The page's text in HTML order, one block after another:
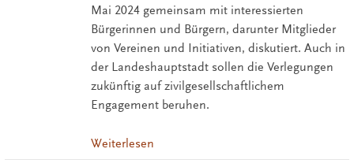
Mai 2024 gemeinsam mit interessierten
Bürgerinnen und Bürgern, darunter Mitglieder
von Vereinen und Initiativen, diskutiert. Auch in
der Landeshauptstadt sollen die Verlegungen
zukünftig auf zivilgesellschaftlichem
Engagement beruhen.
Weiterlesen